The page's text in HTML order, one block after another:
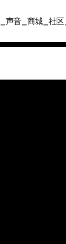
声音 商城 社区